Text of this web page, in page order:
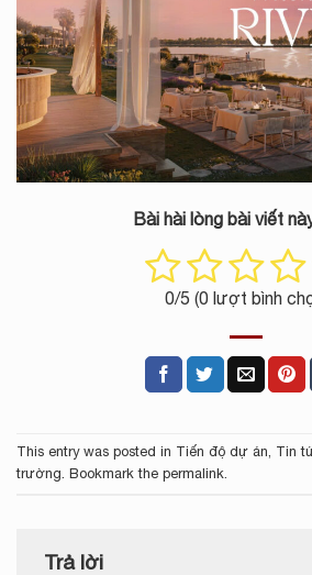
Bài hài lòng bài viết
0/5 (0 lượt bình
This entry was posted in Tiến độ dự án, Tin
trường. Bookmark the permalink.
Trả lời